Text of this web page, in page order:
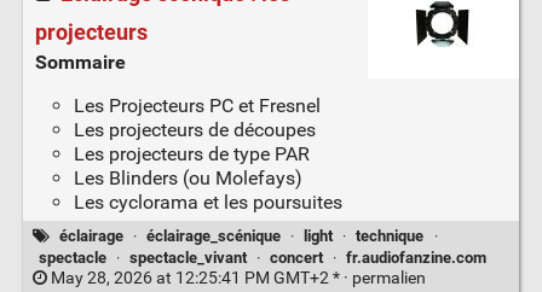
projecteurs
Sommaire
Les Projecteurs PC et Fresnel
Les projecteurs de découpes
Les projecteurs de type PAR
Les Blinders (ou Molefays)
Les cyclorama et les poursuites
éclairage · éclairage_scénique · light · technique
·
spectacle
· spectacle_vivant · concert · fr.audiofanzine.com
May 28, 2026 at 12:25:41 PM GMT+2 * · permalien